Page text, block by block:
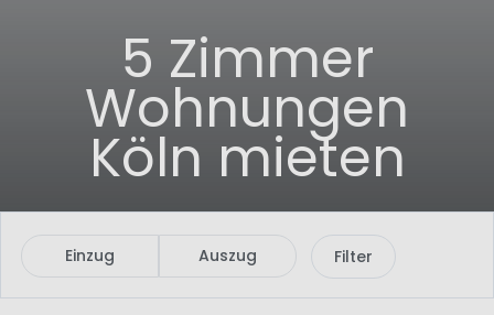
5 Zimmer
Wohnungen
Köln mieten
Einzug Auszug Filter